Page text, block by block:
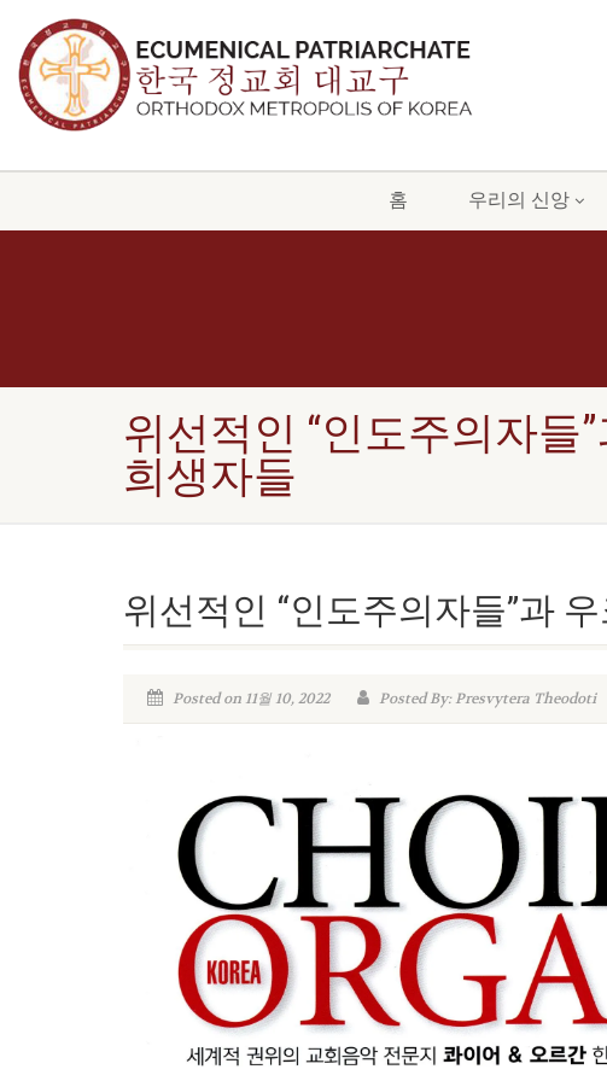
홈 우리의 신앙
위선적인 “인도주의자들
희생자들
위선적인 “인도주의자들”과
Posted on 11월 10, 2022 Posted By: Presvytera Theodoti